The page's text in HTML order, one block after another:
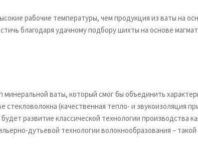
рабочие температуры, чем продукция из ваты на
благодаря удачному подбору шихты на основе
минеральной ваты, который смог бы объединить
(качественная тепло- и звукоизоляция
развитие классической технологии производства
дутьевой технологии волокнообразования –